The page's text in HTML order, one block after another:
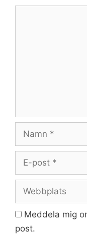
post
Meddela mig
post.